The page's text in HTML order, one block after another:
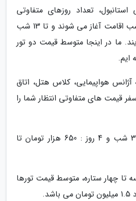
استانبول، تعداد روزهای متفاوتی
دارند. این تورها از 2 شب اقامت آغاز می شوند و تا 13 شب
ما در اینجا متوسط قیمت دو تور
هواپیمایی، کلاس هتل، اتاق
قیمت های متفاوتی انتظار شما را
طیف هزینه ها برای 3 شب و 4 روز : 650 هزار تومان تا
تا چهار ستاره، متوسط قیمت تورها